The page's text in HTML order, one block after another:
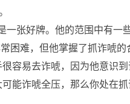
张好牌。他的范围中有一
困难，但他掌握了抓诈唬的
容易去诈唬，因为他意识
能诈唬全压，那么你处在